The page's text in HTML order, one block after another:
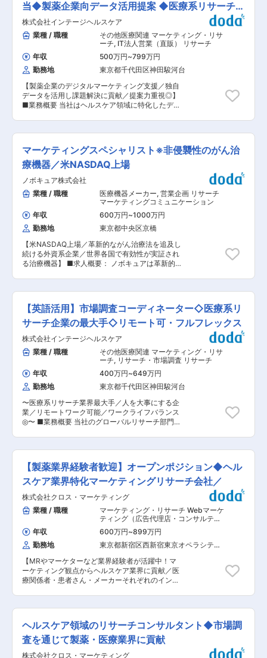
を、生活者調査を通じて顧客に届けるお仕事で
す。調査結果を報告すると、多くの顧客から「ビ
ジネスの成功への道筋ができた！」など、感謝の
言葉もいただいております。また、国内だけでは
なく、海外でのヘルスケアニーズにも応えられる
モニターも保有しており、グローバルな健康ニー
ズを実現するための資産が整っています。 グルー
プは、優しいベテランさん、明るい新人さんや中
途入社の方に中で、温かい雰囲気がある職場で
す。忙しい時もありますが、メリハリをつけて働
ける環境です。 ■企業魅力： 2024年に「働きが
ました。
（https://hatarakigai.info/ranking/certified_companies/1129_3795.html）
得、及び復職率ほぼ100％。育児短時間勤務社員
のマネージャー職登用実績が複数あり、キャリア
を諦めることなく長く働ける環境が整っていま
す。
ティングを行います。 クライアントに対して長期
的な提案活動まで可能であるため、成果をフィー
ドバックしながら効果検証を続け、顧客のパート
ナーとして長期に渡るフォローを行っていきま
す。 製薬企業のニーズに基づいた、医師／薬剤師
／患者様に対する情報収集、分析、課題抽出、改
善策の提案などもお任せします。 ■業務の特徴：
◎約6万人の医師調査パネルを保有し、医薬品分
野の市場調査を年間700プロジェクト以上実施し
ており、豊富な実績とノウハウがあります。 ◎世
界的な広告代理店グループであるオムニコムグル
ープの中で、日本における医薬品分野のマーケテ
ィング支援を担当し、医薬品マーケティングリサ
に応じてマネジメント層へ早期キャリアアップが
可能です。 ◎夜間や休日にインタビューを実施す
る場合の午後出社や振休など、裁量をもって柔軟
に勤務することが可能で、長時間勤務にならない
ような時間管理も行っています。 ■入社後のキャ
リアについて： ・これまでの経験を通じて、自ら
医療業界における事業を推進する、新規事業を創
造する中心的役割を担う機会があります。 ・マネ
ジャーのポジションでは１つの組織を事業運営す
る立場に立つため、事業開発・経営感覚を身につ
ける等非常に貴重な経験を積むことができます。
変更の範囲：会社の定める業務
当◆製薬企業向データ活用提案 ◆医療系リサーチ大
手企業
株式会社インテージヘルスケア
業種 / 職種
その他医療関連 マーケティング・リサ
ーチ, IT法人営業（直販） リサーチ
年収
500万円~799万円
勤務地
東京都千代田区神田駿河台
【製薬企業のデジタルマーケティング支援／独自
データを活用し課題解決に貢献／提案力重視◎】
■業務概要 当社はヘルスケア領域に特化したデジ
に、データ分析やコンサルティングを通じて顧客
のマーケティング課題解決を支援します。本ポジ
ションでは営業・分析担当として、既存顧客への
提案やサービス活用による効果的な施策の立案・
実行を担っていただきます。 ■業務内容 ・顧客
に対する当社サービスの紹介 ・当社サービスを活
用した課題解決の提案 ・データ分析（集計・解析
等）、報告書の作成 ・分析結果の納品や報告会の
実施、ワークショップの企画等 ・サービス開発運
用部門との協働によるサービスの改善、新サービ
スの検討 ■やりがい・魅力 ・多くの製薬企業と
の取引実績があり、新規開拓の比重は低く、顧客
課題に応じた提案力が求められます。 ・
「LogscapeR」は独自性の高いデータサービスと
して顧客の期待も高く、新サービスを自ら育てる
経験ができます。 ・顧客のマーケティング戦略に
信頼や感謝を直接実感できます。 ・業務を通じて
マーケティング知識やデータハンドリングスキル
を高められます。 ・個人ではなくチームで協力
し、課題解決や目標達成を目指す風土がありま
す。 ■働きやすい環境 育児休暇の取得、及び復
職率ほぼ100％。育児短時間勤務は小学3年生ま
で取得可能。育児短時間勤務社員のマネージャー
職登用実績が複数あり、女性がキャリアを諦める
ことなく、長く働ける環境が整っています。 ま
た、男性社員の育児休暇取得、育児短時間勤務使
用実績が複数あり、子育て社員にやさしい会社で
す。 ■企業魅力 医薬品メーカーへのマーケティ
ングリサーチ会社として業界最大手です。トップ
ございます。常に安定的に仕事があり、競合も参
入しにくい分野です。 グローバル展開を積極的に
医薬品メーカーの海外進出等）、まだまだ未開拓
かつニーズのあるこの分野を積極的に手がけてい
きます 変更の範囲：会社の定める業務
マーケティングスペシャリスト※非侵襲性のがん治
療機器／米NASDAQ上場
ノボキュア株式会社
業種 / 職種
医療機器メーカー, 営業企画 リサーチ
マーケティングコミュニケーション
年収
600万円~1000万円
勤務地
東京都中央区京橋
【米NASDAQ上場／革新的ながん治療法を追及し
続ける外資系企業／世界各国で有効性が実証され
る治療機器】 ■求人概要： ノボキュアは革新的
今までにない技術、TTフィールド（腫瘍治療電
場）療法を開発し、生存率の向上のみならず、
QOLを維持することにより、多くの患者さまによ
りよい医療をお届けしたいという思いの実現向け
て事業を行っています。主力製品である「オプチ
ューン」に加え、2025年9月には非小細胞肺がん
（NSCLC）に対する「オプチューンルア」の製
造販売承認がされています。そのため今後の処方
拡大に向けてマーケティングを増員採用をいたし
ます。 ■職務内容： ＜具体的な業務内容＞ ・市
場動向を分析、マーケティング戦略の策定 ・デ
ジタルマーケティング戦略の実行、主導し営業パ
フォーマンスの有効性に関するフィールドデータ
の収集、分析、アクションプランの提案 ・日本
に限らず、海外とも連携し、グローバルブランデ
ィングを実施するための日本市場向けのマーケテ
（日本人） ■腫瘍治療電場療法について： 腫瘍
治療電場療法は、オプチューンと呼ばれる持ち運
び可能な非侵襲性の医療機器で治療を行います。
外科手術と放射線治療実施後の治療を目的とする
医療機器です。同製品による治療は投薬治療や放
射線治療と異なり、全身性の副作用が少ないこと
が特徴で、5年生存率10%と言われる膠芽腫に対
して一定の有用性が実証されています。 ※2017年
に保険収載が開始され、現在は膠芽腫（脳腫瘍）
／切除不能な進行・再発の非小細胞肺癌
（NSCLC）に対して適応があります。 ■当社に
ついて： 当社はがん細胞に有効な周波数に設定し
た電場を利用する治療法「TTフィールド（腫瘍治
腫（悪性脳腫瘍の一種）治療用機器を開発し、世
界各国で販売しています。 変更の範囲：会社の定
【英語活用】市場調査コーディネーター◇医療系リ
サーチ企業の最大手◇リモート可・フルフレックス
株式会社インテージヘルスケア
業種 / 職種
その他医療関連 マーケティング・リサ
ーチ, リサーチ・市場調査 リサーチ
年収
400万円~649万円
勤務地
東京都千代田区神田駿河台
〜医療系リサーチ業界最大手／人を大事にする企
業／リモートワーク可能／ワークライフバランス
◎〜 ■業務概要 当社のグローバルリサーチ部門に
ロジェクトをコーディネートしていただきます。
主に海外調査会社や国内外の関係者との調整を担
当し、プロジェクトの円滑な進行を支える重要な
役割です。 ■業務詳細 ・海外調査会社との調整
業務（調査内容の確認・スケジューリング・進捗
確認など） ・日中韓エリアでのフィールドワーク
コントロール（社内外関係者との連絡・調整、イ
ンタビューの実施・管理） ・プロジェクトの進行
管理やトラブル対応 ※分析やレポーティングは別
部署が担当するため、調査実務に専念できます。
※日常的に英語でのメール・会議対応が発生しま
すが、社内・委託先とのやり取りは主に日本語で
す。 ■やりがい・魅力 日中韓の医薬品市場を理
解することや、専門的な知識を覚えることなど、
業務を実施においては苦労すこともありますが、
難しいプロジェクトを乗り越えられたとき、でき
また、日常的に海外との接点があり、自然とグロ
ーバルな環境で働くうえでの必要なスキルが磨か
れていきます。 ■組織構成 現在14名の方が在籍
しております。 男性2名、女性12名(海外勤務方が
【製薬業界経験者歓迎】オープンポジション◆ヘル
スケア業界特化マーケティングリサーチ会社／
株式会社クロス・マーケティング
業種 / 職種
マーケティング・リサーチ Webマーケ
ティング（広告代理店・コンサルティ
ング・制作） , リサーチ・市場調査 リ
サーチ
年収 600万円~899万円
勤務地
東京都新宿区西新宿東京オペラシティ
【MRやマーケターなど業界経験者が活躍中！マ
ーケティング観点からヘルスケア業界に貢献／医
療関係者・患者さん・メーカーそれぞれのインサ
ケティングに入社後、ヘルスケア領域に特化した
子会社、株式会社メディリードへの出向となりま
す。 ・本社・勤務地：東京都新宿区西新宿3-20-
2東京オペラシティタワー ・事業内容：メディカ
ル・ライフサイエンス領域におけるマーケットリ
ヘルスケア領域のリサーチコンサルタント◆市場調
査を通じて製薬・医療業界に貢献
株式会社クロス・マーケティング